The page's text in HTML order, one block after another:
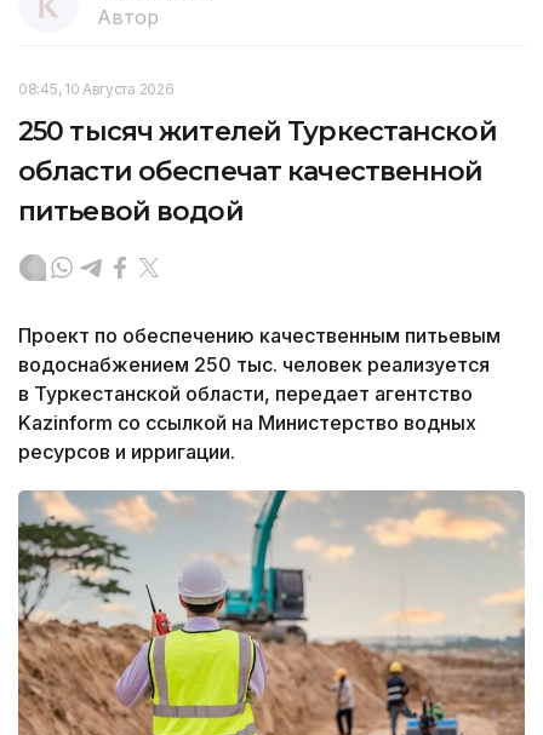
Автор
08:45, 10 Августа 2026
250 тысяч жителей Туркестанской
области обеспечат качественной
питьевой водой
Проект по обеспечению качественным питьевым
водоснабжением 250 тыс. человек реализуется
в Туркестанской области, передает агентство
Kazinform со ссылкой на Министерство водных
ресурсов и ирригации.